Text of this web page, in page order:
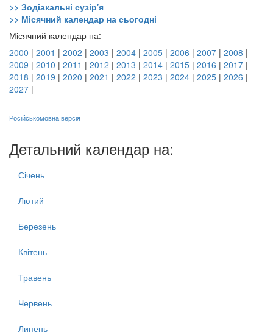
>> Зодіакальні сузір'я
>> Місячний календар на сьогодні
Місячний календар на:
2000 | 2001 | 2002 | 2003 | 2004 | 2005 | 2006 | 2007 | 2008 |
2009 | 2010 | 2011 | 2012 | 2013 | 2014 | 2015 | 2016 | 2017 |
2018 | 2019 | 2020 | 2021 | 2022 | 2023 | 2024 | 2025 | 2026 |
2027 |
Російськомовна версія
Детальний календар на:
Січень
Лютий
Березень
Квітень
Травень
Червень
Липень